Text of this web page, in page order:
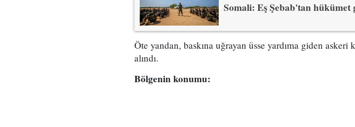
Somali: Eş Şebab'tan hükümet
Öte yandan, baskına uğrayan üsse yardıma giden
alındı.
Bölgenin konumu: